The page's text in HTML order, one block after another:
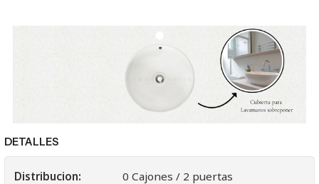
DETALLES
Distribucion: 0 Cajones / 2 puertas